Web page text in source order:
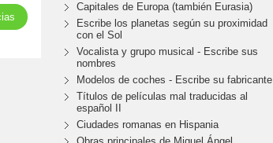
Capitales de Europa (también Eurasia)
Escribe los planetas según su proximidad
con el Sol
Vocalista y grupo musical - Escribe sus
nombres
Modelos de coches - Escribe su fabricante
Títulos de películas mal traducidas al
español II
Ciudades romanas en Hispania